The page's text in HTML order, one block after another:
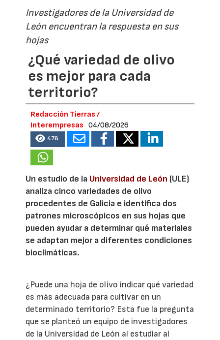
Investigadores de la Universidad de
León encuentran la respuesta en sus
hojas
¿Qué variedad de olivo
es mejor para cada
territorio?
Redacción Tierras /
Interempresas
04/08/2026
478
Un estudio de la Universidad de León (ULE)
analiza cinco variedades de olivo
procedentes de Galicia e identifica dos
patrones microscópicos en sus hojas que
pueden ayudar a determinar qué materiales
se adaptan mejor a diferentes condiciones
bioclimáticas.
¿Puede una hoja de olivo indicar qué variedad
es más adecuada para cultivar en un
determinado territorio? Esta fue la pregunta
que se planteó un equipo de investigadores
de la Universidad de León al estudiar al